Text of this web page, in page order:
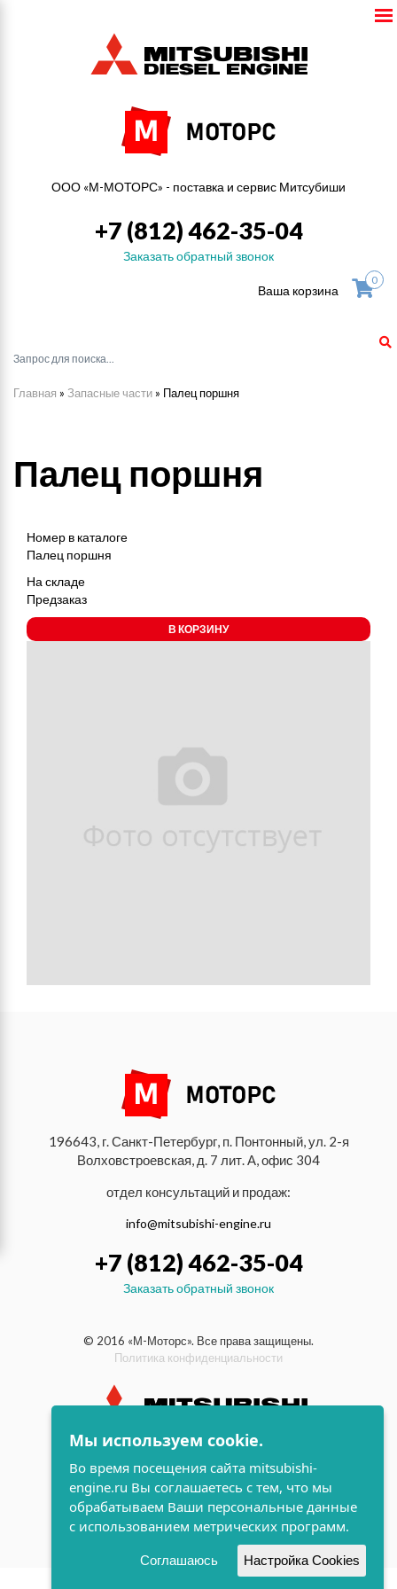
ООО «М-МОТОРС» - поставка и сервис Митсубиши
+7 (812) 462-35-04
Заказать обратный звонок
Ваша корзина
0
Главная » Запасные части » Палец поршня
Палец поршня
Номер в каталоге
Палец поршня
На складе
Предзаказ
В КОРЗИНУ
196643, г. Санкт-Петербург, п. Понтонный, ул. 2-я
Волховстроевская, д. 7 лит. А, офис 304
отдел консультаций и продаж:
info@mitsubishi-engine.ru
+7 (812) 462-35-04
Заказать обратный звонок
© 2016 «М-Моторс». Все права защищены.
Политика конфиденциальности
индустриальные и морские
дизельные двигатели Mitsubishi
разработка сайта
Мы используем cookie.
Во время посещения сайта mitsubishi-
engine.ru Вы соглашаетесь с тем, что мы
обрабатываем Ваши персональные данные
с использованием метрических программ.
Соглашаюсь Настройка Cookies